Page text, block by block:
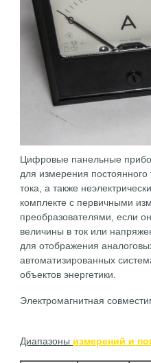
Цифровые панельные
для измерения
тока, а также
комплекте с первичными
преобразователями, если
величины в ток или
для отображения
автоматизированных
объектов энергетики.
Электромагнитная
Диапазоны измерений и